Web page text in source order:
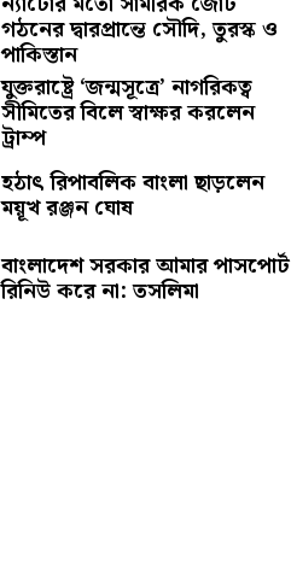
গঠনের দ্বারপ্রান্তে সৌদি, তুরস্ক ও
পাকিস্তান
যুক্তরাষ্ট্রে ‘জন্মসূত্রে’ নাগরিকত্ব
সীমিতের বিলে স্বাক্ষর করলেন
ট্রাম্প
হঠাৎ রিপাবলিক বাংলা ছাড়লেন
ময়ূখ রঞ্জন ঘোষ
বাংলাদেশ সরকার আমার পাসপোর্ট
রিনিউ করে না: তসলিমা